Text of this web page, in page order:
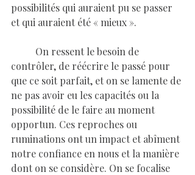
possibilités qui auraient pu se passer
et qui auraient été « mieux ».
contrôler, de réécrire le passé pour
que ce soit parfait, et on se lamente de
ne pas avoir eu les capacités ou la
possibilité de le faire au moment
opportun. Ces reproches ou
ruminations ont un impact et abîment
notre confiance en nous et la manière
dont on se considère. On se focalise